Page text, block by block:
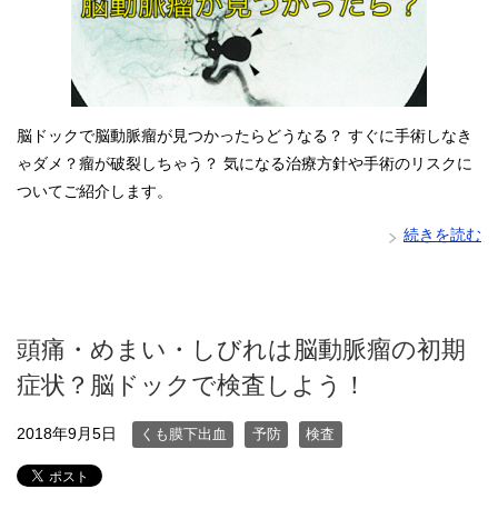
脳ドックで脳動脈瘤が見つかったらどうなる？ すぐに手術しなき
ゃダメ？瘤が破裂しちゃう？ 気になる治療方針や手術のリスクに
ついてご紹介します。
続きを読む
頭痛・めまい・しびれは脳動脈瘤の初期
症状？脳ドックで検査しよう！
2018年9月5日 くも膜下出血 予防 検査